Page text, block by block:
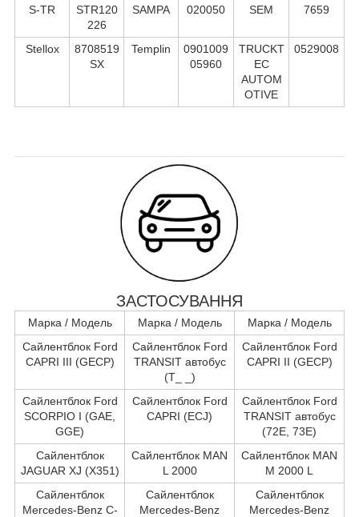
S-TR
STR120
226
SAMPA 020050 SEM 7659
Stellox
8708519
SX
Templin
0901009
05960
TRUCKT
EC
AUTOM
OTIVE
0529008
ЗАСТОСУВАННЯ
Марка / Модель Марка / Модель
Марка / Модель
Сайлентблок Ford
CAPRI III (GECP)
Сайлентблок Ford
TRANSIT автобус
(T_ _)
Сайлентблок Ford
CAPRI II (GECP)
Сайлентблок Ford
SCORPIO I (GAE,
GGE)
Сайлентблок Ford
CAPRI (ECJ)
Сайлентблок Ford
TRANSIT автобус
(72E, 73E)
Сайлентблок
JAGUAR XJ (X351)
Сайлентблок MAN
L 2000
Сайлентблок MAN
M 2000 L
Сайлентблок
Mercedes-Benz C-
Сайлентблок
Mercedes-Benz
Сайлентблок
Mercedes-Benz